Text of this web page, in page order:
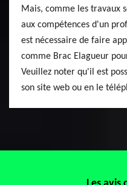
Mais, comme les travaux
aux compétences d'un
est nécessaire de faire
comme Brac Elagueur
Veuillez noter qu'il est
son site web ou en le